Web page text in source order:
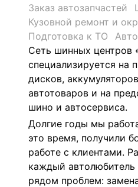
Заказ автозапчастей
Кузовной ремонт и
Подготовка к ТО
Сеть шинных центров
специализируется на
дисков,
автотоваров и на
шино и автосервиса.
Долгие годы мы
это время, получили
работе с клиентами.
каждый автолюбитель
рядом проблем: з